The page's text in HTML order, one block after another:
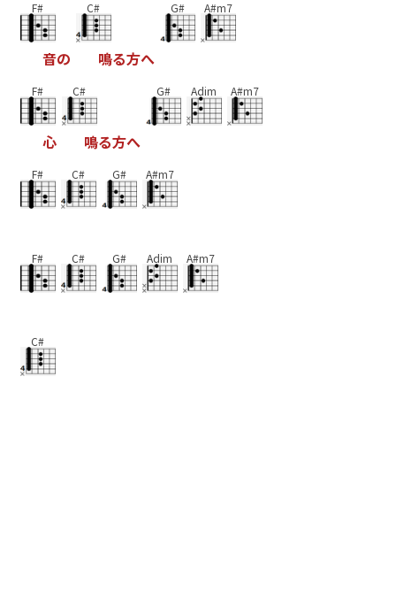
F#
音の
C#
鳴る方へ
G# A#m7
F#
心
C#
鳴る方へ
G# Adim A#m7
F# C# G# A#m7
F# C# G# Adim A#m7
C#